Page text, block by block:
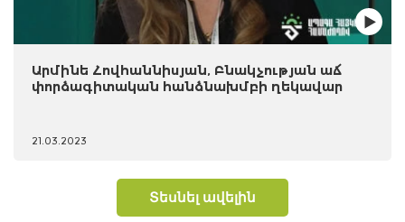
Արմինե Հովհաննիսյան, Բնակչության աճ
փորձագիտական հանձնախմբի ղեկավար
21.03.2023
Տեսնել ավելին